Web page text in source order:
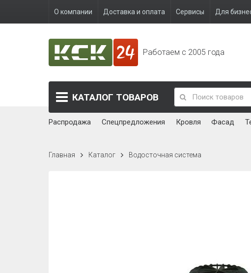
О компании Доставка и оплата Сервисы Для
Работаем с 2005 года
КАТАЛОГ ТОВАРОВ
Распродажа Спецпредложения Кровля Фасад
Главная Каталог Водосточная система